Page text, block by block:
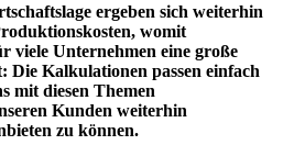
ergeben sich weiterhin
womit
viele Unternehmen eine große
Die Kalkulationen passen einfach
mit diesen Themen
Kunden weiterhin
zu können.